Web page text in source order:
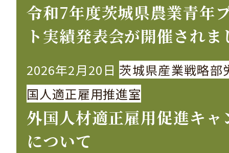
令和7年度茨城県農業青年
ト実績発表会が開催されま
2026年2月20日 茨城県産業戦略部
国人適正雇用推進室
外国人材適正雇用促進キャ
について